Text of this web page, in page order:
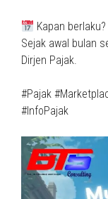
Kapan berlaku?
Sejak awal bulan
Dirjen Pajak.
#Pajak
#InfoPajak